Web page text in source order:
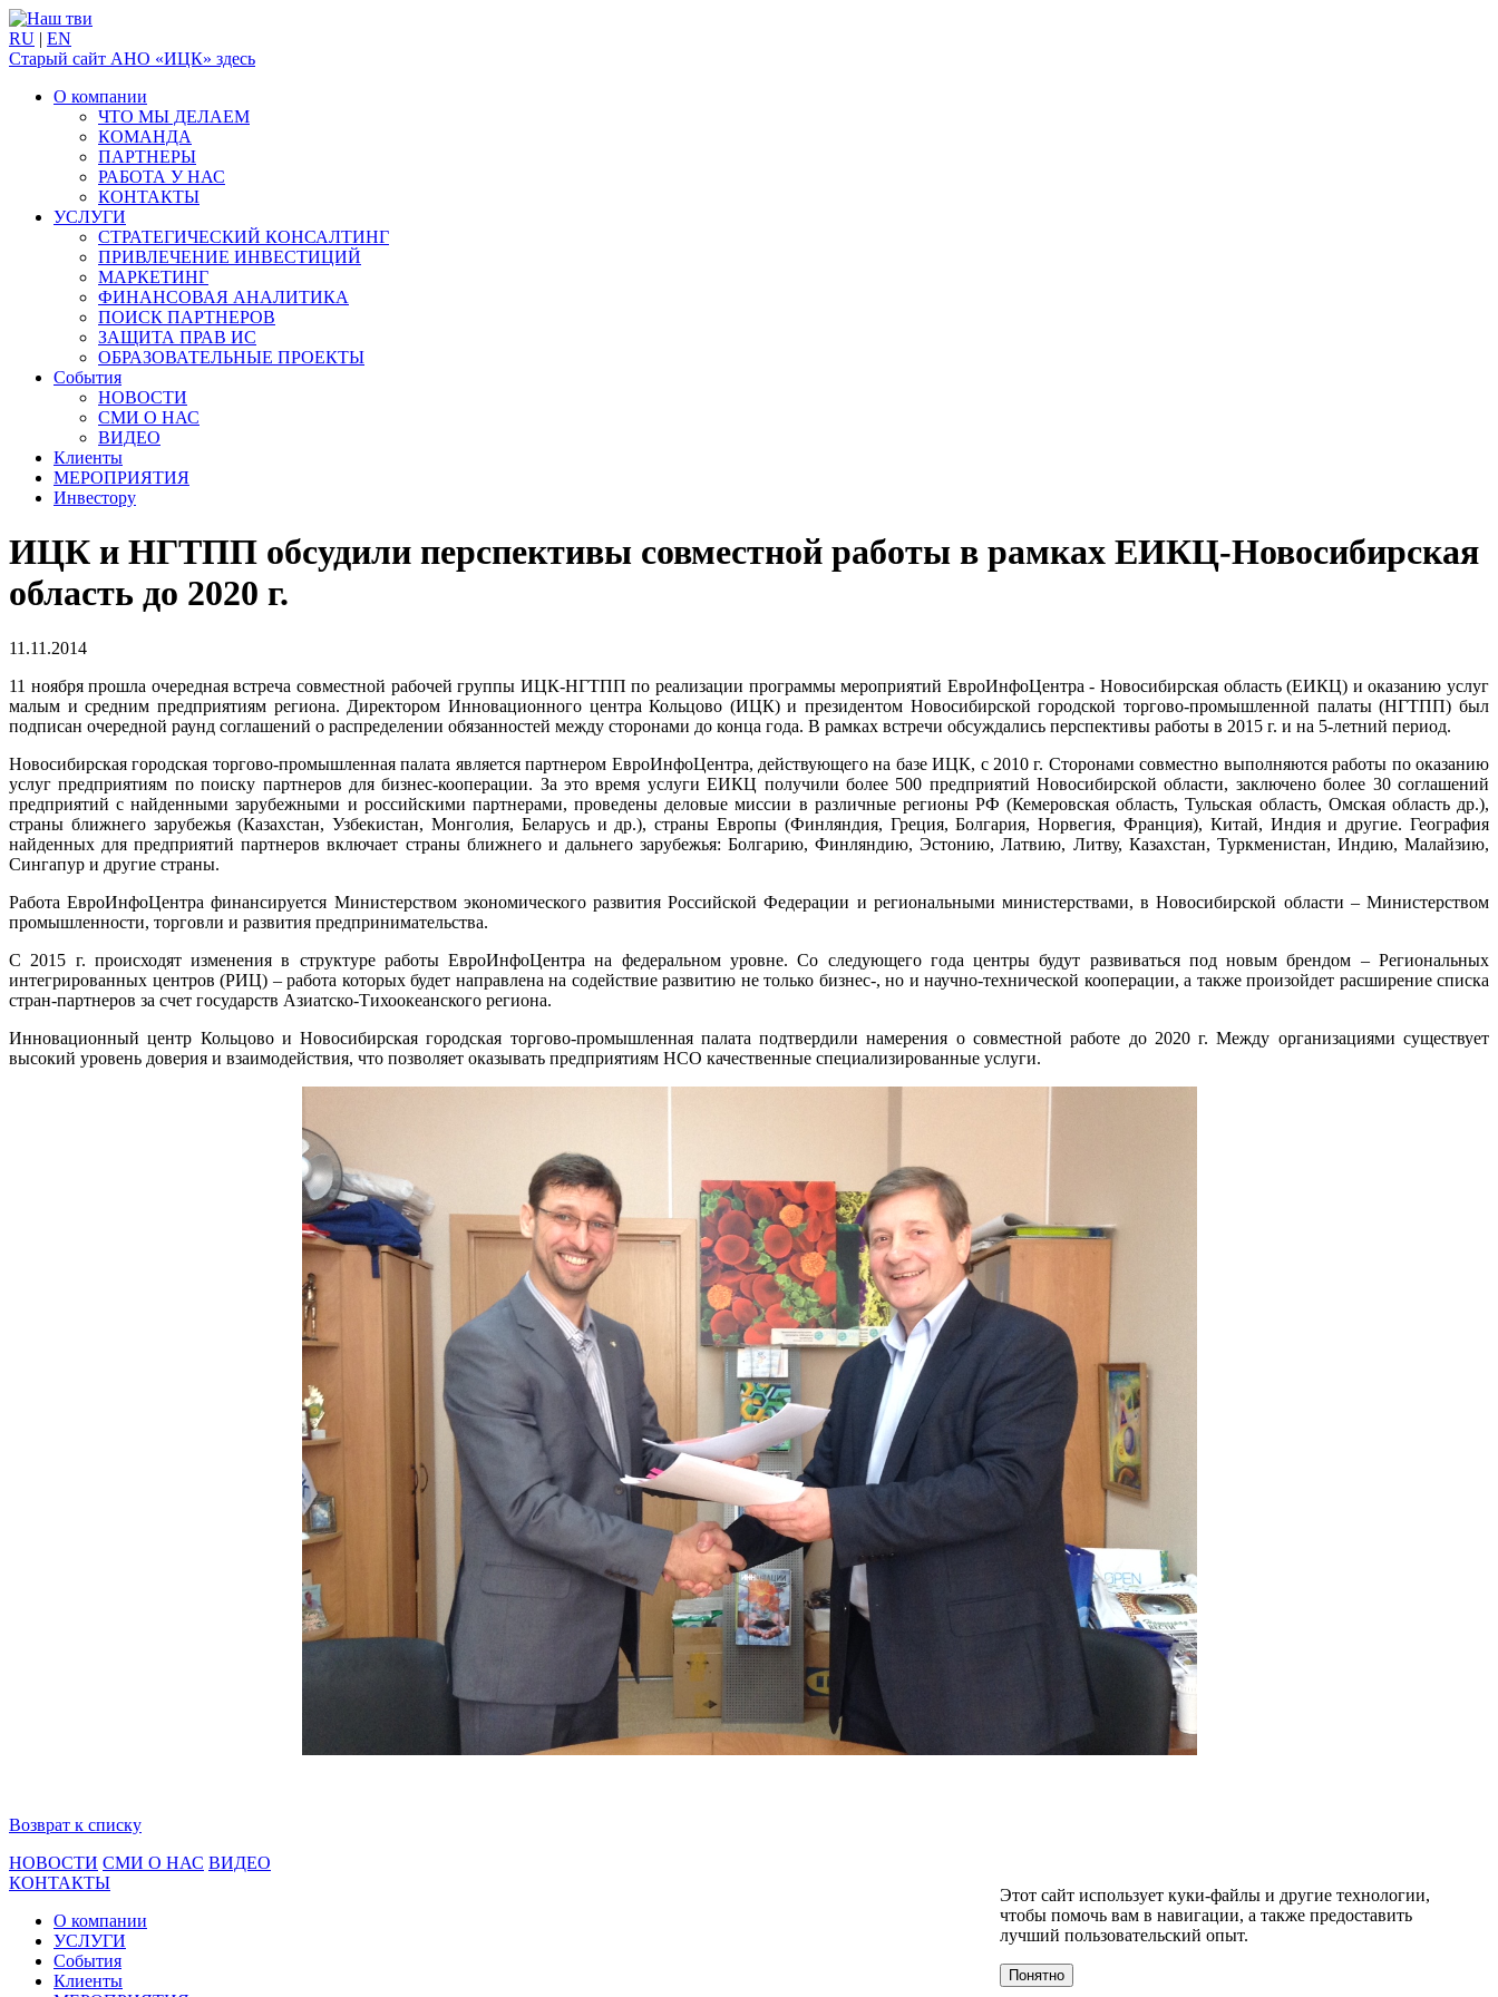
RU | EN
Старый сайт АНО «ИЦК» здесь
О компании
ЧТО МЫ ДЕЛАЕМ
КОМАНДА
ПАРТНЕРЫ
РАБОТА У НАС
КОНТАКТЫ
УСЛУГИ
СТРАТЕГИЧЕСКИЙ КОНСАЛТИНГ
ПРИВЛЕЧЕНИЕ ИНВЕСТИЦИЙ
МАРКЕТИНГ
ФИНАНСОВАЯ АНАЛИТИКА
ПОИСК ПАРТНЕРОВ
ЗАЩИТА ПРАВ ИС
ОБРАЗОВАТЕЛЬНЫЕ ПРОЕКТЫ
События
НОВОСТИ
СМИ О НАС
ВИДЕО
Клиенты
МЕРОПРИЯТИЯ
Инвестору
ИЦК и НГТПП обсудили перспективы совместной работы в рамках ЕИКЦ-Новосибирская
область до 2020 г.
11.11.2014
11 ноября прошла очередная встреча совместной рабочей группы ИЦК-НГТПП по реализации программы мероприятий ЕвроИнфоЦентра - Новосибирская область (ЕИКЦ) и оказанию услуг
малым и средним предприятиям региона. Директором Инновационного центра Кольцово (ИЦК) и президентом Новосибирской городской торгово-промышленной палаты (НГТПП) был
подписан очередной раунд соглашений о распределении обязанностей между сторонами до конца года. В рамках встречи обсуждались перспективы работы в 2015 г. и на 5-летний период.
Новосибирская городская торгово-промышленная палата является партнером ЕвроИнфоЦентра, действующего на базе ИЦК, с 2010 г. Сторонами совместно выполняются работы по оказанию
услуг предприятиям по поиску партнеров для бизнес-кооперации. За это время услуги ЕИКЦ получили более 500 предприятий Новосибирской области, заключено более 30 соглашений
предприятий с найденными зарубежными и российскими партнерами, проведены деловые миссии в различные регионы РФ (Кемеровская область, Тульская область, Омская область др.),
страны ближнего зарубежья (Казахстан, Узбекистан, Монголия, Беларусь и др.), страны Европы (Финляндия, Греция, Болгария, Норвегия, Франция), Китай, Индия и другие. География
найденных для предприятий партнеров включает страны ближнего и дальнего зарубежья: Болгарию, Финляндию, Эстонию, Латвию, Литву, Казахстан, Туркменистан, Индию, Малайзию,
Сингапур и другие страны.
Работа ЕвроИнфоЦентра финансируется Министерством экономического развития Российской Федерации и региональными министерствами, в Новосибирской области – Министерством
промышленности, торговли и развития предпринимательства.
С 2015 г. происходят изменения в структуре работы ЕвроИнфоЦентра на федеральном уровне. Со следующего года центры будут развиваться под новым брендом – Региональных
интегрированных центров (РИЦ) – работа которых будет направлена на содействие развитию не только бизнес-, но и научно-технической кооперации, а также произойдет расширение списка
стран-партнеров за счет государств Азиатско-Тихоокеанского региона.
Инновационный центр Кольцово и Новосибирская городская торгово-промышленная палата подтвердили намерения о совместной работе до 2020 г. Между организациями существует
высокий уровень доверия и взаимодействия, что позволяет оказывать предприятиям НСО качественные специализированные услуги.
Возврат к списку
НОВОСТИ СМИ О НАС ВИДЕО
КОНТАКТЫ
О компании
УСЛУГИ
События
Клиенты
Этот сайт использует куки-файлы и другие технологии,
чтобы помочь вам в навигации, а также предоставить
лучший пользовательский опыт.
Понятно